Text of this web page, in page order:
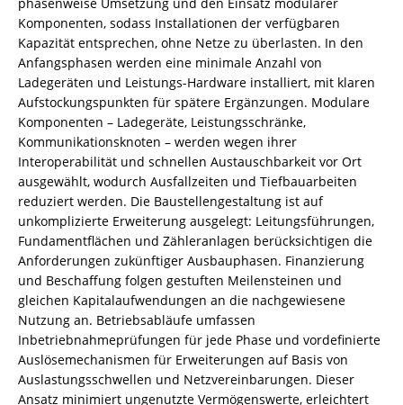
phasenweise Umsetzung und den Einsatz modularer
Komponenten, sodass Installationen der verfügbaren
Kapazität entsprechen, ohne Netze zu überlasten. In den
Anfangsphasen werden eine minimale Anzahl von
Ladegeräten und Leistungs-Hardware installiert, mit klaren
Aufstockungspunkten für spätere Ergänzungen. Modulare
Komponenten – Ladegeräte, Leistungsschränke,
Kommunikationsknoten – werden wegen ihrer
Interoperabilität und schnellen Austauschbarkeit vor Ort
ausgewählt, wodurch Ausfallzeiten und Tiefbauarbeiten
reduziert werden. Die Baustellengestaltung ist auf
unkomplizierte Erweiterung ausgelegt: Leitungsführungen,
Fundamentflächen und Zähleranlagen berücksichtigen die
Anforderungen zukünftiger Ausbauphasen. Finanzierung
und Beschaffung folgen gestuften Meilensteinen und
gleichen Kapitalaufwendungen an die nachgewiesene
Nutzung an. Betriebsabläufe umfassen
Inbetriebnahmeprüfungen für jede Phase und vordefinierte
Auslösemechanismen für Erweiterungen auf Basis von
Auslastungsschwellen und Netzvereinbarungen. Dieser
Ansatz minimiert ungenutzte Vermögenswerte, erleichtert